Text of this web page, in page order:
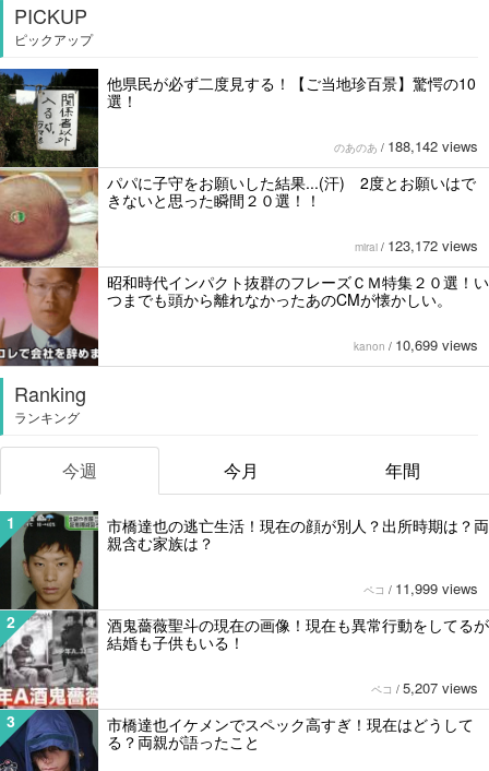
PICKUP
ピックアップ
他県民が必ず二度見する！【ご当地珍百景】驚愕の10
選！
のあのあ / 188,142 views
パパに子守をお願いした結果...(汗) 2度とお願いはで
きないと思った瞬間２０選！！
mirai / 123,172 views
昭和時代インパクト抜群のフレーズＣＭ特集２０選！い
つまでも頭から離れなかったあのCMが懐かしい。
kanon / 10,699 views
Ranking
ランキング
今週 今月 年間
1
市橋達也の逃亡生活！現在の顔が別人？出所時期は？両
親含む家族は？
ペコ / 11,999 views
2
酒鬼薔薇聖斗の現在の画像！現在も異常行動をしてるが
結婚も子供もいる！
ペコ / 5,207 views
3
市橋達也イケメンでスペック高すぎ！現在はどうして
る？両親が語ったこと